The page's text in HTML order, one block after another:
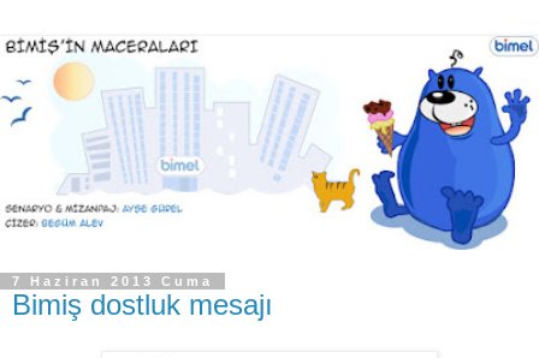
7 Haziran 2013 Cuma
Bimiş dostluk mesajı